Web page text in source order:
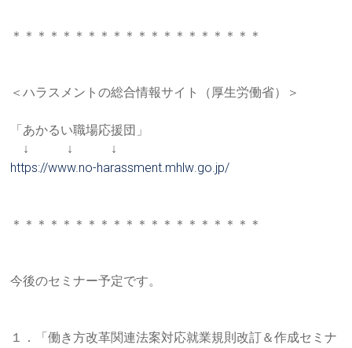
＊＊＊＊＊＊＊＊＊＊＊＊＊＊＊＊＊＊＊＊
＜ハラスメントの総合情報サイト（厚生労働省）＞
「あかるい職場応援団」
↓ ↓ ↓
https://www.no-harassment.mhlw.go.jp/
＊＊＊＊＊＊＊＊＊＊＊＊＊＊＊＊＊＊＊＊
今後のセミナー予定です。
１．「働き方改革関連法案対応就業規則改訂＆作成セミナ